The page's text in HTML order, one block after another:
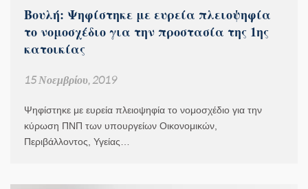
Βουλή: Ψηφίστηκε με ευρεία πλειοψηφία
το νομοσχέδιο για την προστασία της 1ης
κατοικίας
15 Νοεμβρίου, 2019
Ψηφίστηκε με ευρεία πλειοψηφία το νομοσχέδιο για την
κύρωση ΠΝΠ των υπουργείων Οικονομικών,
Περιβάλλοντος, Υγείας…